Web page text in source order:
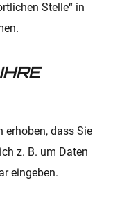
Stelle“ in
erhoben, dass Sie
z. B. um Daten
eingeben.